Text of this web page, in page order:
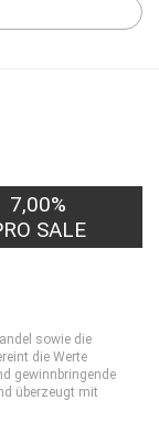
7,00%
SALE
sowie die
die Werte
gewinnbringende
überzeugt mit